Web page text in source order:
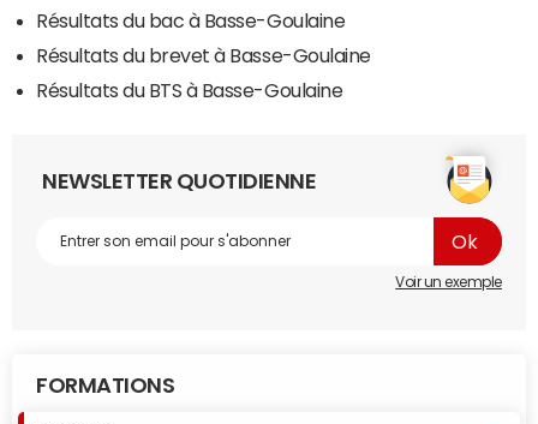
Résultats du bac à Basse-Goulaine
Résultats du brevet à Basse-Goulaine
Résultats du BTS à Basse-Goulaine
NEWSLETTER QUOTIDIENNE
Voir un exemple
FORMATIONS